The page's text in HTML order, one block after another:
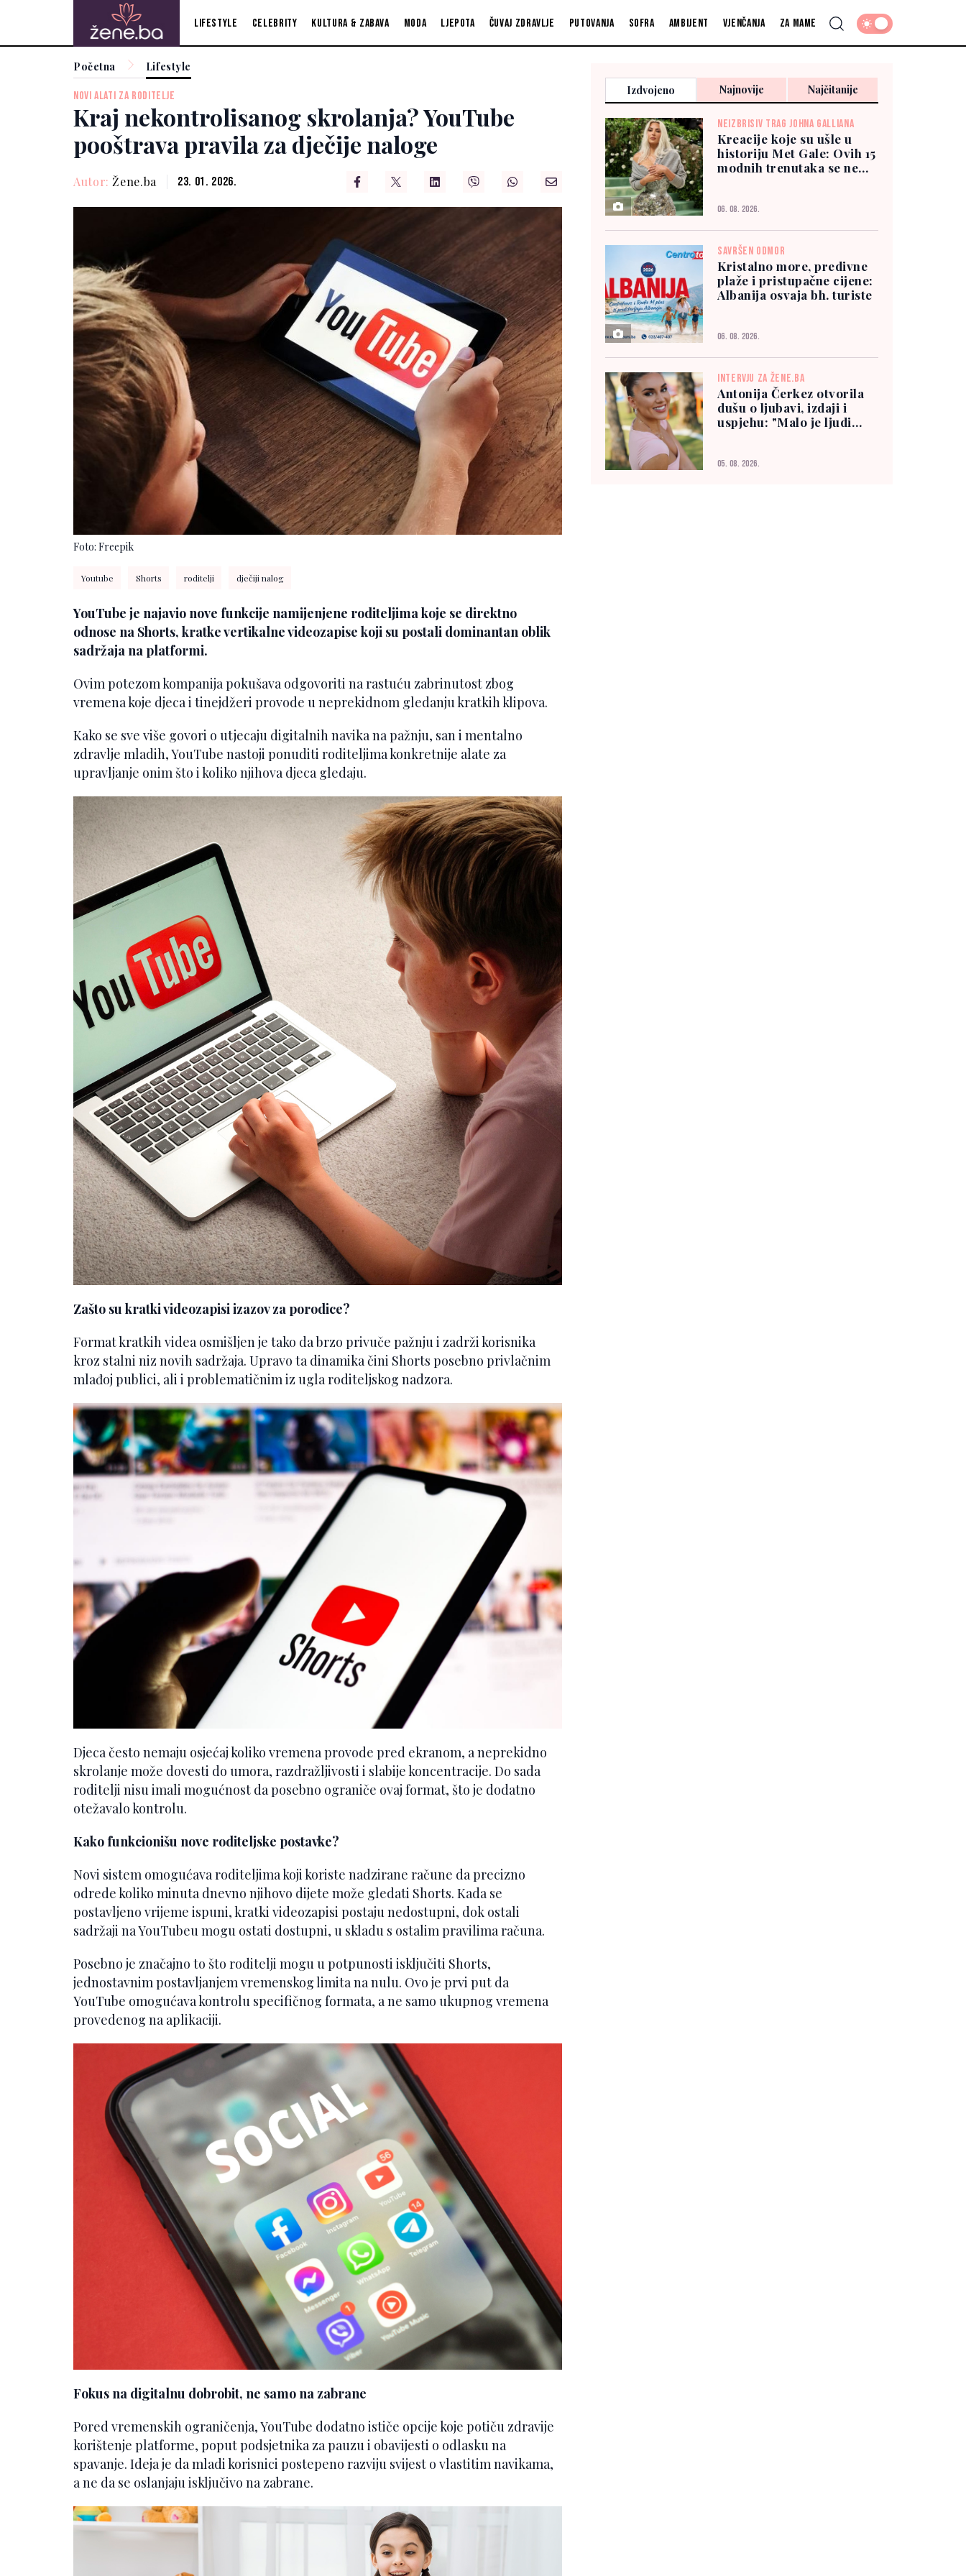
Lifestyle Celebrity Kultura & zabava Moda Ljepota Čuvaj zdravlje Putovanja Sofra Ambijent Vjenčanja Za mame
Početna Lifestyle
NOVI ALATI ZA RODITELJE
Kraj nekontrolisanog skrolanja? YouTube
pooštrava pravila za dječije naloge
Autor: Žene.ba 23. 01. 2026.
Foto: Freepik
Youtube Shorts roditelji dječiji nalog
YouTube je najavio nove funkcije namijenjene roditeljima koje se direktno
odnose na Shorts, kratke vertikalne videozapise koji su postali dominantan oblik
sadržaja na platformi.
Ovim potezom kompanija pokušava odgovoriti na rastuću zabrinutost zbog
vremena koje djeca i tinejdžeri provode u neprekidnom gledanju kratkih klipova.
Kako se sve više govori o utjecaju digitalnih navika na pažnju, san i mentalno
zdravlje mladih, YouTube nastoji ponuditi roditeljima konkretnije alate za
upravljanje onim što i koliko njihova djeca gledaju.
Zašto su kratki videozapisi izazov za porodice?
Format kratkih videa osmišljen je tako da brzo privuče pažnju i zadrži korisnika
kroz stalni niz novih sadržaja. Upravo ta dinamika čini Shorts posebno privlačnim
mlađoj publici, ali i problematičnim iz ugla roditeljskog nadzora.
Djeca često nemaju osjećaj koliko vremena provode pred ekranom, a neprekidno
skrolanje može dovesti do umora, razdražljivosti i slabije koncentracije. Do sada
roditelji nisu imali mogućnost da posebno ograniče ovaj format, što je dodatno
otežavalo kontrolu.
Kako funkcionišu nove roditeljske postavke?
Novi sistem omogućava roditeljima koji koriste nadzirane račune da precizno
odrede koliko minuta dnevno njihovo dijete može gledati Shorts. Kada se
postavljeno vrijeme ispuni, kratki videozapisi postaju nedostupni, dok ostali
sadržaji na YouTubeu mogu ostati dostupni, u skladu s ostalim pravilima računa.
Posebno je značajno to što roditelji mogu u potpunosti isključiti Shorts,
jednostavnim postavljanjem vremenskog limita na nulu. Ovo je prvi put da
YouTube omogućava kontrolu specifičnog formata, a ne samo ukupnog vremena
provedenog na aplikaciji.
Fokus na digitalnu dobrobit, ne samo na zabrane
Pored vremenskih ograničenja, YouTube dodatno ističe opcije koje potiču zdravije
korištenje platforme, poput podsjetnika za pauzu i obavijesti o odlasku na
spavanje. Ideja je da mladi korisnici postepeno razviju svijest o vlastitim navikama,
a ne da se oslanjaju isključivo na zabrane.
Izdvojeno Najnovije Najčitanije
NEIZBRISIV TRAG JOHNA GALLIANA
Kreacije koje su ušle u
historiju Met Gale: Ovih 15
modnih trenutaka se ne
06. 08. 2026.
SAVRŠEN ODMOR
Kristalno more, predivne
plaže i pristupačne cijene:
Albanija osvaja bh. turiste
06. 08. 2026.
INTERVJU ZA ŽENE.BA
Antonija Čerkez otvorila
dušu o ljubavi, izdaji i
uspjehu: "Malo je ljudi
05. 08. 2026.